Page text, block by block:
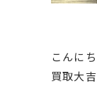
こんにち
買取大